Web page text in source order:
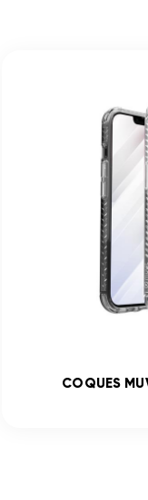
COQUES